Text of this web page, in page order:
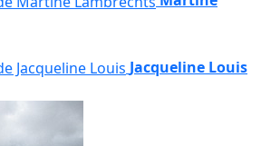
Jacqueline Louis